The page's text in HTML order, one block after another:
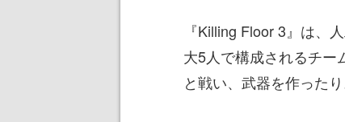
『Killing Floor 3』は、
大5人で構成されるチー
と戦い、武器を作った